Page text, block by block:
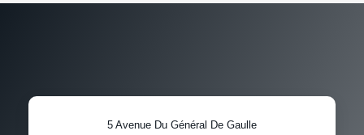
PART DES MÉNAGES SANS
5 Avenue Du Général De Gaulle